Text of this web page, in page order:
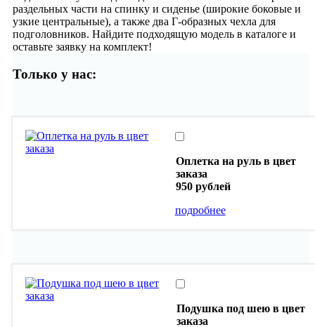
раздельных части на спинку и сиденье (широкие боковые и
узкие центральные), а также два Г-образных чехла для
подголовников. Найдите подходящую модель в каталоге и
оставьте заявку на комплект!
Только у нас:
Оплетка на руль в цвет
заказа
950 рублей
подробнее
Подушка под шею в цвет
заказа